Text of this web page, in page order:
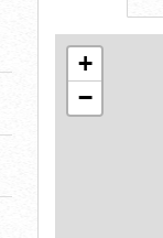
pour
voir
le
contenu)
Contenu
de
l'onglet
+
−